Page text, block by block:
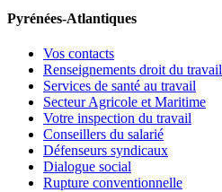
Pyrénées-Atlantiques
Vos contacts
Renseignements droit du travail
Services de santé au travail
Secteur Agricole et Maritime
Votre inspection du travail
Conseillers du salarié
Défenseurs syndicaux
Dialogue social
Rupture conventionnelle